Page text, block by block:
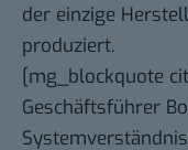
der einzige
produziert.
[mg_blockquote
Geschäftsführer